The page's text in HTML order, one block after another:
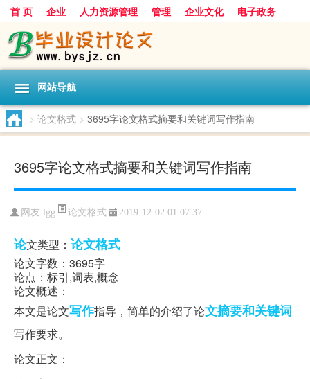
首 页 企业 人力资源管理 管理 企业文化
电子政务
数据
旅游 项目 浅谈 发展
网站导航
> 论文格式 > 3695字论文格式摘要和关键词写作指南
3695字论文格式摘要和关键词写作指南
网友: lgg 论文格式 2019-12-02 01:07:37
论文类型： 论文格式
论文字数：3695字
论点：标引,词表,概念
论文概述：
本文是论文写作指导，简单的介绍了论文摘要和关键词
写作要求。
论文正文：